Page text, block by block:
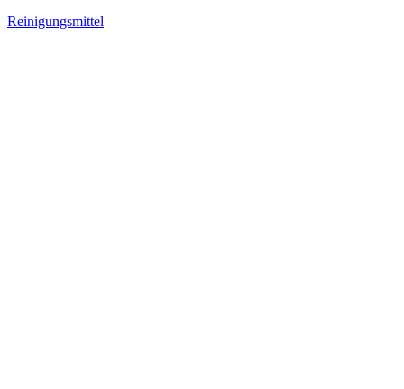
Reinigungsmittel